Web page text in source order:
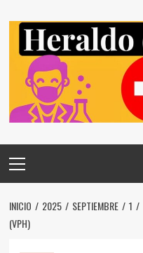
contenido
principal
INICIO 2025 SEPTIEMBRE 1
(VPH)